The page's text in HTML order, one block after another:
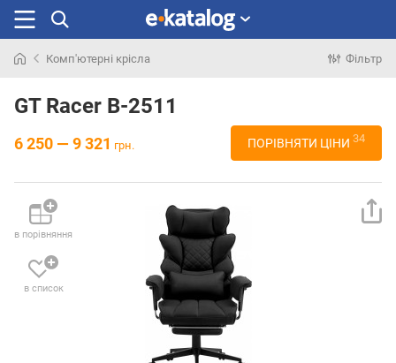
раніше
Комп'ютерні крісла Фільтр
GT Racer B-2511
6 250 — 9 321 грн. ПОРІВНЯТИ ЦІНИ 34
в порівняння
в список